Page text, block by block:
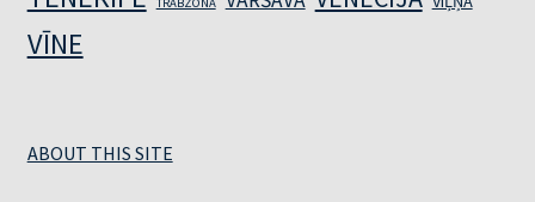
TRABZONA
VĪNE
ABOUT THIS SITE